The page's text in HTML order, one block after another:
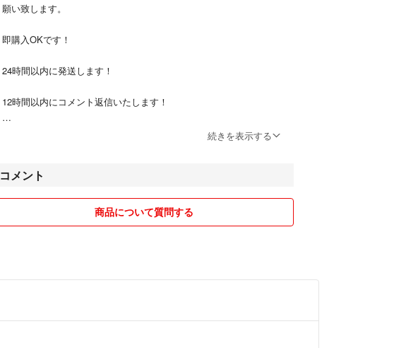
願い致します。
即購入OKです！
24時間以内に発送します！
12時間以内にコメント返信いたします！
よろしくお願いします！
続きを表示する
コメント
商品について質問する